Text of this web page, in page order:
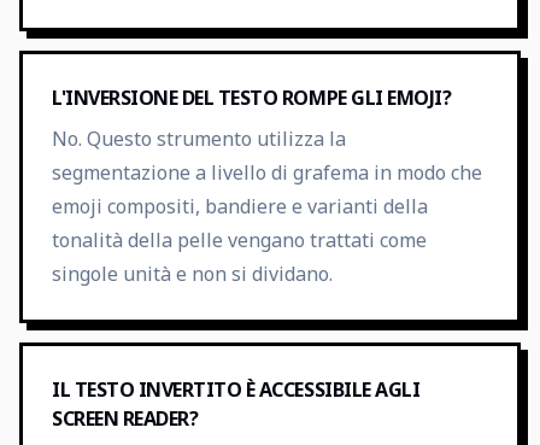
L'INVERSIONE DEL TESTO ROMPE GLI EMOJI?
No. Questo strumento utilizza la
segmentazione a livello di grafema in modo che
emoji compositi, bandiere e varianti della
tonalità della pelle vengano trattati come
singole unità e non si dividano.
IL TESTO INVERTITO È ACCESSIBILE AGLI
SCREEN READER?